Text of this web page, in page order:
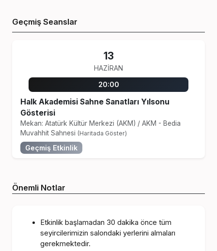
Geçmiş Seanslar
13
HAZIRAN
20:00
Halk Akademisi Sahne Sanatları Yılsonu
Gösterisi
Mekan: Atatürk Kültür Merkezi (AKM) / AKM - Bedia
Muvahhit Sahnesi (Haritada Göster)
Geçmiş Etkinlik
Önemli Notlar
Etkinlik başlamadan 30 dakika önce tüm
seyircilerimizin salondaki yerlerini almaları
gerekmektedir.